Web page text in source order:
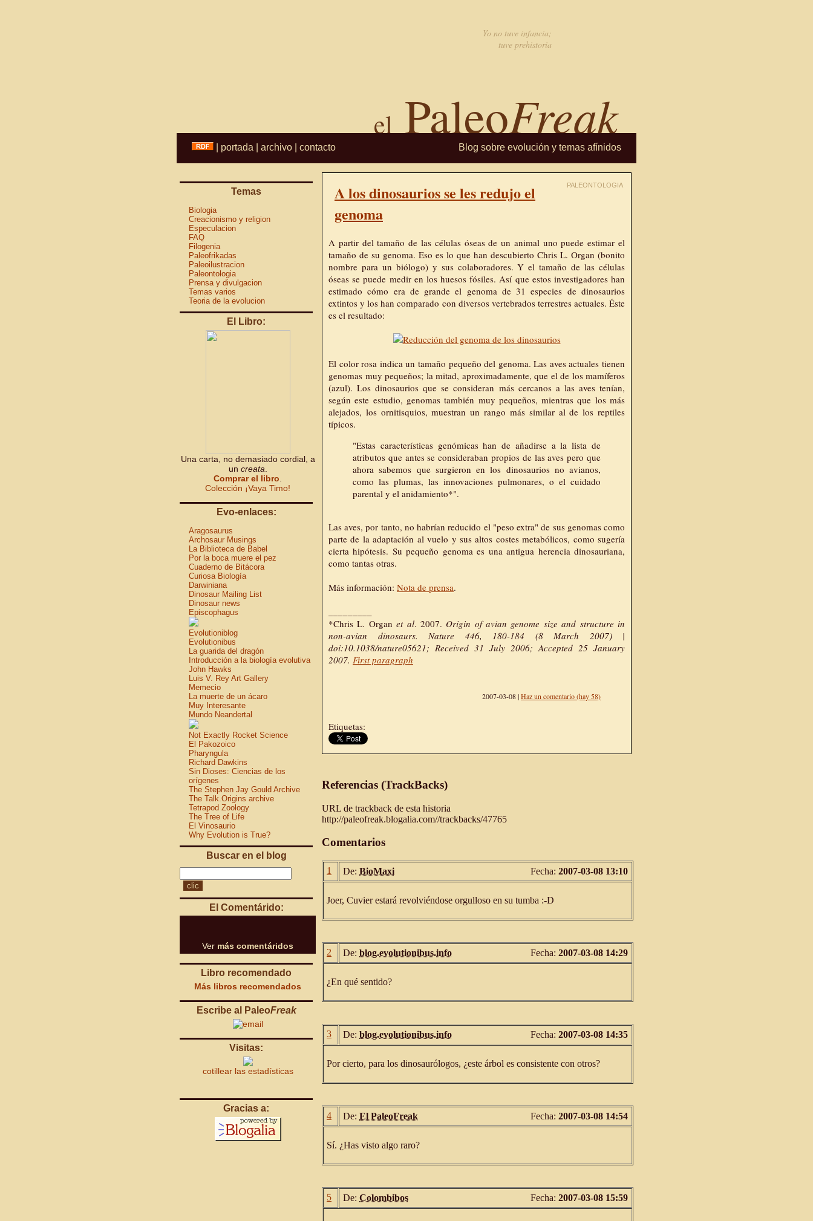
Yo no tuve infancia;
tuve prehistoria
elPaleoFreak
portada archivo contacto Blog sobre evolución y temas afínidos
Temas
Biologia
Creacionismo y religion
Especulacion
FAQ
Filogenia
Paleofrikadas
Paleoilustracion
Paleontologia
Prensa y divulgacion
Temas varios
Teoria de la evolucion
El Libro:
Una carta, no demasiado cordial, a
un creata
Comprar el libro
Colección ¡Vaya Timo!
Evo-enlaces:
Aragosaurus
Archosaur Musings
La Biblioteca de Babel
Por la boca muere el pez
Cuaderno de Bitácora
Curiosa Biología
Darwiniana
Dinosaur Mailing List
Dinosaur news
Episcophagus
Evolutioniblog
Evolutionibus
La guarida del dragón
Introducción a la biología evolutiva
John Hawks
Luis V. Rey Art Gallery
Memecio
La muerte de un ácaro
Muy Interesante
Mundo Neandertal
Not Exactly Rocket Science
El Pakozoico
Pharyngula
Richard Dawkins
Sin Dioses: Ciencias de los
orígenes
The Stephen Jay Gould Archive
The Talk.Origins archive
Tetrapod Zoology
The Tree of Life
El Vinosaurio
Why Evolution is True?
Buscar en el blog
El Comentárido:
Ver más comentáridos
Libro recomendado
Más libros recomendados
Escribe al PaleoFreak
Visitas:
cotillear las estadísticas
Gracias a:
PALEONTOLOGIA
A los dinosaurios se les redujo el
genoma
A partir del tamaño de las células óseas de un animal uno puede estimar el
tamaño de su genoma. Eso es lo que han descubierto Chris L. Organ (bonito
nombre para un biólogo) y sus colaboradores. Y el tamaño de las células
óseas se puede medir en los huesos fósiles. Así que estos investigadores han
estimado cómo era de grande el genoma de 31 especies de dinosaurios
extintos y los han comparado con diversos vertebrados terrestres actuales. Éste
es el resultado:
El color rosa indica un tamaño pequeño del genoma. Las aves actuales tienen
genomas muy pequeños; la mitad, aproximadamente, que el de los mamíferos
(azul). Los dinosaurios que se consideran más cercanos a las aves tenían,
según este estudio, genomas también muy pequeños, mientras que los más
alejados, los ornitisquios, muestran un rango más similar al de los reptiles
típicos.
"Estas características genómicas han de añadirse a la lista de
atributos que antes se consideraban propios de las aves pero que
ahora sabemos que surgieron en los dinosaurios no avianos,
como las plumas, las innovaciones pulmonares, o el cuidado
parental y el anidamiento*".
Las aves, por tanto, no habrían reducido el "peso extra" de sus genomas como
parte de la adaptación al vuelo y sus altos costes metabólicos, como sugería
cierta hipótesis. Su pequeño genoma es una antigua herencia dinosauriana,
como tantas otras.
Más información: Nota de prensa.
*Chris L. Organet al. 2007. Origin of avian genome size and structure in
non-avian dinosaurs. Nature 446, 180-184 (8 March 2007) |
doi:10.1038/nature05621; Received 31 July 2006; Accepted 25 January
2007. First paragraph
2007-03-08 |Haz un comentario (hay 58)
Etiquetas:
Referencias (TrackBacks)
URL de trackback de esta historia
http://paleofreak.blogalia.com//trackbacks/47765
Comentarios
1 De: BioMaxi Fecha: 2007-03-08 13:10
Joer, Cuvier estará revolviéndose orgulloso en su tumba :-D
2 De: blog.evolutionibus.info Fecha: 2007-03-08 14:29
¿En qué sentido?
3 De: blog.evolutionibus.info Fecha: 2007-03-08 14:35
Por cierto, para los dinosaurólogos, ¿este árbol es consistente con otros?
4 De: El PaleoFreak Fecha: 2007-03-08 14:54
Sí. ¿Has visto algo raro?
5 De: Colombibos Fecha: 2007-03-08 15:59